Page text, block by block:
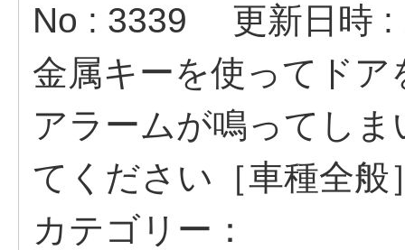
No : 3339
更新日時
金属キーを使ってド
アラームが鳴ってし
てください［車種全般
カテゴリー：